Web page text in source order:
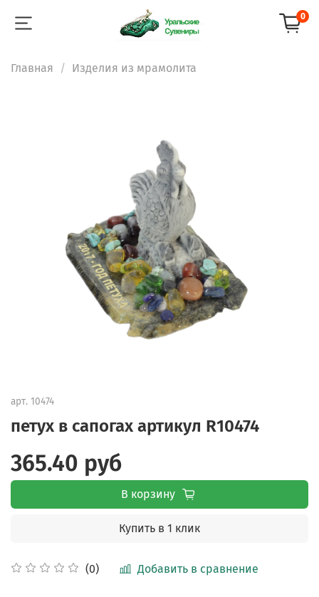
0
Главная Изделия из мрамолита
арт. 10474
петух в сапогах артикул R10474
(0) Добавить в сравнение
365.40 руб
В корзину
Купить в 1 клик